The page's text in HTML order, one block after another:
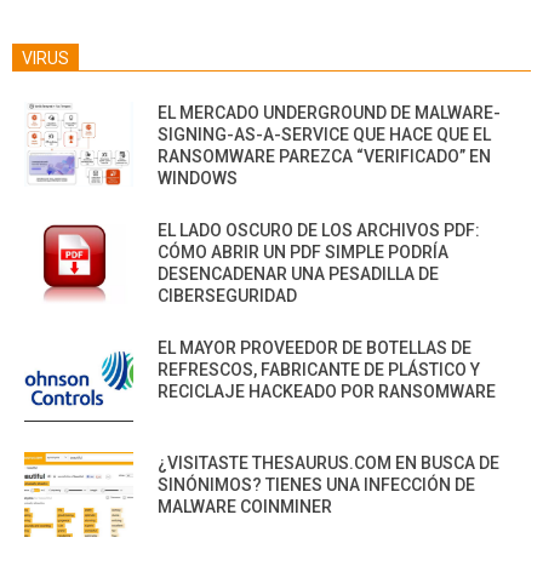
VIRUS
EL MERCADO UNDERGROUND DE MALWARE-
SIGNING-AS-A-SERVICE QUE HACE QUE EL
RANSOMWARE PAREZCA “VERIFICADO” EN
WINDOWS
EL LADO OSCURO DE LOS ARCHIVOS PDF:
CÓMO ABRIR UN PDF SIMPLE PODRÍA
DESENCADENAR UNA PESADILLA DE
CIBERSEGURIDAD
EL MAYOR PROVEEDOR DE BOTELLAS DE
REFRESCOS, FABRICANTE DE PLÁSTICO Y
RECICLAJE HACKEADO POR RANSOMWARE
¿VISITASTE THESAURUS.COM EN BUSCA DE
SINÓNIMOS? TIENES UNA INFECCIÓN DE
MALWARE COINMINER